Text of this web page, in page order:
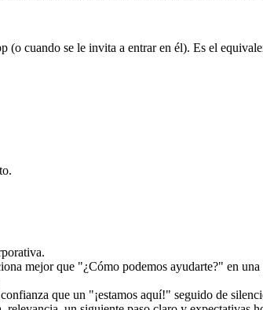
(o cuando se le invita a entrar en él). Es el
mejor que "¿Cómo podemos ayudarte?" en una
que un "¡estamos aquí!" seguido de